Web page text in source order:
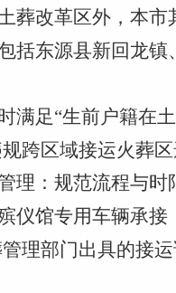
葬改革区外，本
括东源县新回龙
满足“生前户籍在
跨区域接运火葬区
理：规范流程与时
仪馆专用车辆承
理部门出具的接运